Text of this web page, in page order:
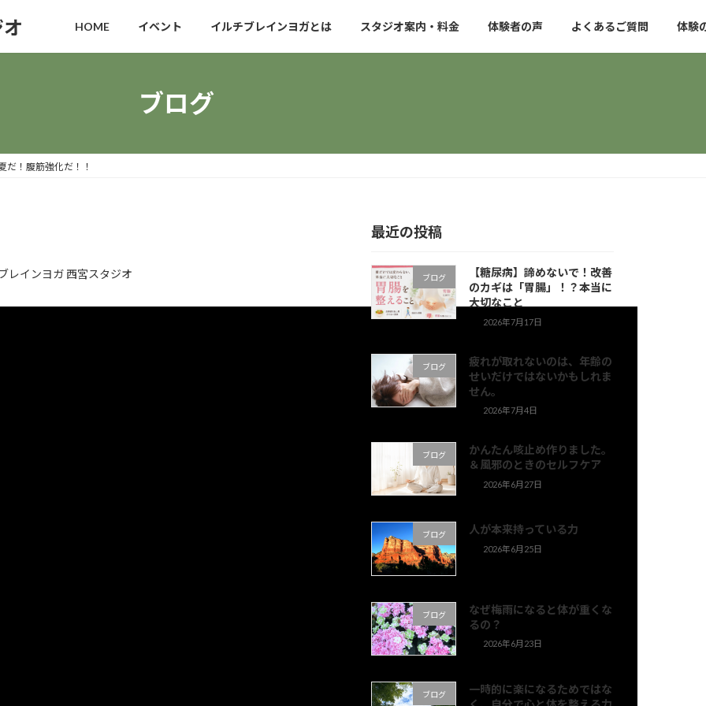
HOME イベント イルチブレインヨガとは スタジオ案内・料金 体験者の声 よくあるご質問 体験
ブログ
だ！腹筋強化だ！！
レインヨガ 西宮スタジオ
最近の投稿
ブログ
【糖尿病】諦めないで！改善
のカギは「胃腸」！？本当に
大切なこと
2026年7月17日
ブログ
疲れが取れないのは、年齢の
せいだけではないかもしれま
せん。
2026年7月4日
ブログ
かんたん咳止め作りました。
＆風邪のときのセルフケア
2026年6月27日
ブログ 人が本来持っている力
2026年6月25日
ブログ
なぜ梅雨になると体が重くな
るの？
2026年6月23日
ブログ
一時的に楽になるためではな